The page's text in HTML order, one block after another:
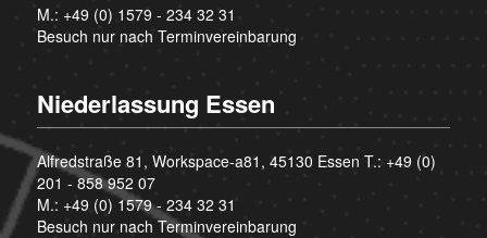
M.: +49 (0) 1579 - 234 32 31
Besuch nur nach Terminvereinbarung
Niederlassung Essen
Alfredstraße 81, Workspace-a81, 45130 Essen T.: +49 (0)
201 - 858 952 07
M.: +49 (0) 1579 - 234 32 31
Besuch nur nach Terminvereinbarung